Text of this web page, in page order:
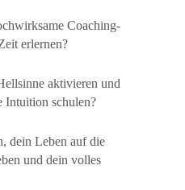
Coaching-
erlernen?
aktivieren und
Intuition schulen?
dein Leben auf die
und dein volles